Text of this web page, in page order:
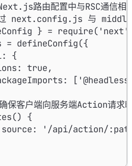
路由配置中与RSC通信相
next.config.js 与
} = require( 'next'
= defineConfig({
:
{
: true,
: [
保客户端向服务端Action请求
() {
:
'/api/action/